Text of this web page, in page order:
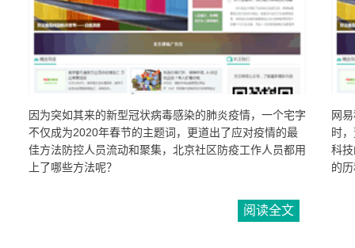
因为突如其来的新型冠状病毒感染的肺炎疫情，一个宅字
不仅成为2020年春节的主题词，更道出了应对疫情的最
佳方法防控人员流动和聚集，北京社区防疫工作人员都用
上了哪些方法呢？
阅读全文
网
时
科
的